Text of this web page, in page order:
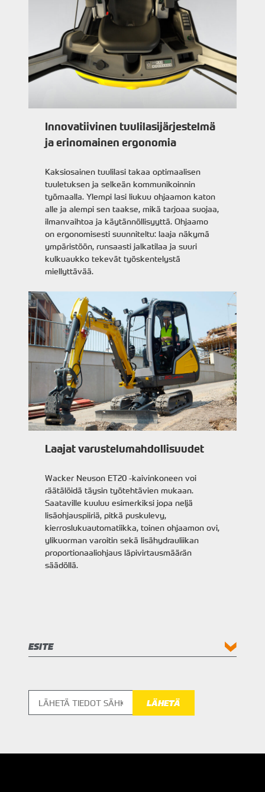
Innovatiivinen tuulilasijärjestelmä
ja erinomainen ergonomia
Kaksiosainen tuulilasi takaa optimaalisen
tuuletuksen ja selkeän kommunikoinnin
työmaalla. Ylempi lasi liukuu ohjaamon katon
alle ja alempi sen taakse, mikä tarjoaa suojaa,
ilmanvaihtoa ja käytännöllisyyttä. Ohjaamo
on ergonomisesti suunniteltu: laaja näkymä
ympäristöön, runsaasti jalkatilaa ja suuri
kulkuaukko tekevät työskentelystä
miellyttävää.
Laajat varustelumahdollisuudet
Wacker Neuson ET20 -kaivinkoneen voi
räätälöidä täysin työtehtävien mukaan.
Saataville kuuluu esimerkiksi jopa neljä
lisäohjauspiiriä, pitkä puskulevy,
kierroslukuautomatiikka, toinen ohjaamon ovi,
ylikuorman varoitin sekä lisähydrauliikan
proportionaaliohjaus läpivirtausmäärän
säädöllä.
ESITE